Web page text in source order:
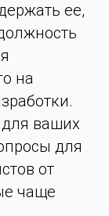
ее,
на
ваших
для
от
чаще